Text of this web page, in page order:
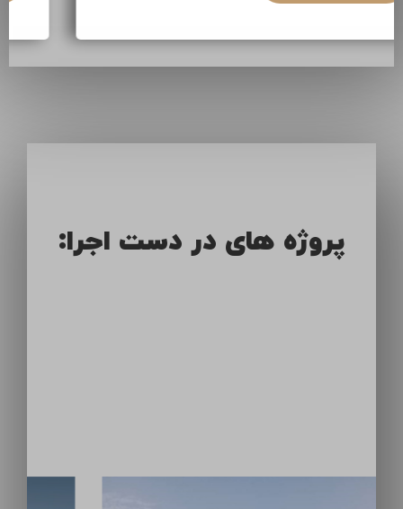
پروژه های در دست اجرا: